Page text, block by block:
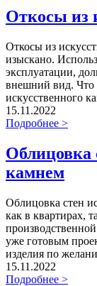
Откосы из
Откосы из
изыскано.
эксплуатации,
внешний вид. Что
искусственного
15.11.2022
Подробнее >
Облицовка
камнем
Облицовка стен
как в квартирах,
уже готовым
изделия по
15.11.2022
Подробнее >